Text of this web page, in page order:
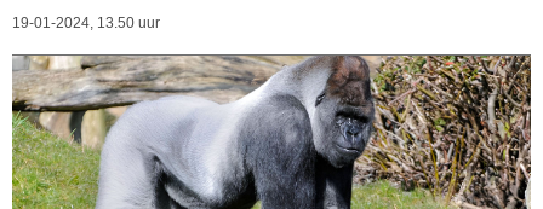
19-01-2024, 13.50 uur